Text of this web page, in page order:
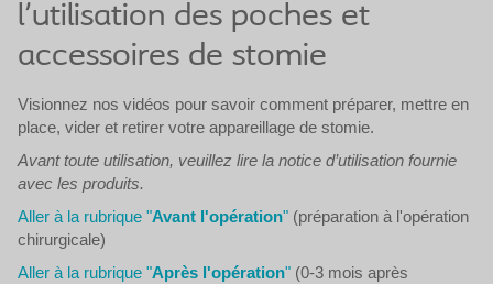
l'utilisation des poches et
accessoires de stomie
Visionnez nos vidéos pour savoir comment préparer, mettre en
place, vider et retirer votre appareillage de stomie.
Avant toute utilisation, veuillez lire la notice d’utilisation fournie
avec les produits.
Aller à la rubrique "Avant l'opération" (préparation à l'opération
chirurgicale)
Aller à la rubrique "Après l'opération" (0-3 mois après